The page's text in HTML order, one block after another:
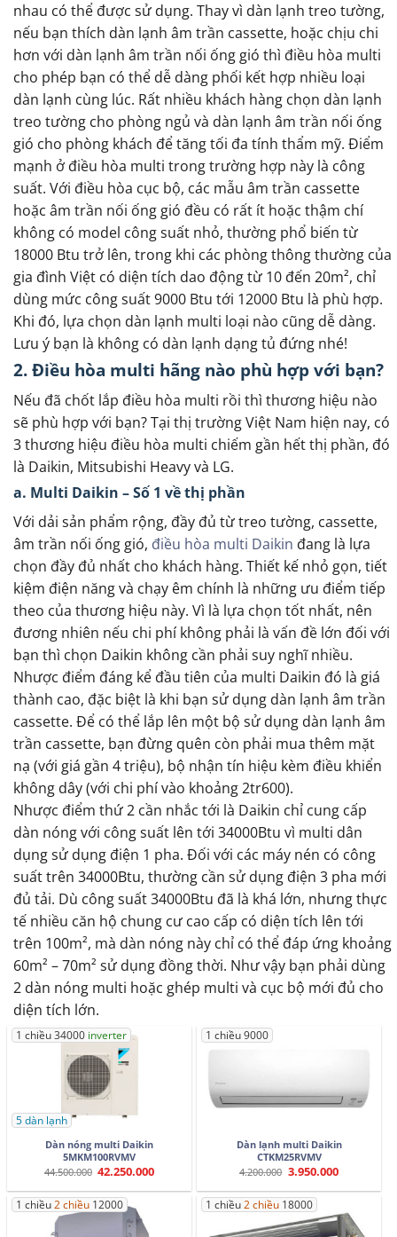
nhau có thể được sử dụng. Thay vì dàn lạnh treo tường,
nếu bạn thích dàn lạnh âm trần cassette, hoặc chịu chi
hơn với dàn lạnh âm trần nối ống gió thì điều hòa multi
cho phép bạn có thể dễ dàng phối kết hợp nhiều loại
dàn lạnh cùng lúc. Rất nhiều khách hàng chọn dàn lạnh
treo tường cho phòng ngủ và dàn lạnh âm trần nối ống
gió cho phòng khách để tăng tối đa tính thẩm mỹ. Điểm
mạnh ở điều hòa multi trong trường hợp này là công
suất. Với điều hòa cục bộ, các mẫu âm trần cassette
hoặc âm trần nối ống gió đều có rất ít hoặc thậm chí
không có model công suất nhỏ, thường phổ biến từ
18000 Btu trở lên, trong khi các phòng thông thường của
gia đình Việt có diện tích dao động từ 10 đến 20m², chỉ
dùng mức công suất 9000 Btu tới 12000 Btu là phù hợp.
Khi đó, lựa chọn dàn lạnh multi loại nào cũng dễ dàng.
Lưu ý bạn là không có dàn lạnh dạng tủ đứng nhé!
2. Điều hòa multi hãng nào phù hợp với bạn?
Nếu đã chốt lắp điều hòa multi rồi thì thương hiệu nào
sẽ phù hợp với bạn? Tại thị trường Việt Nam hiện nay, có
3 thương hiệu điều hòa multi chiếm gần hết thị phần, đó
là Daikin, Mitsubishi Heavy và LG.
a. Multi Daikin – Số 1 về thị phần
Với dải sản phẩm rộng, đầy đủ từ treo tường, cassette,
âm trần nối ống gió, điều hòa multi Daikin đang là lựa
chọn đầy đủ nhất cho khách hàng. Thiết kế nhỏ gọn, tiết
kiệm điện năng và chạy êm chính là những ưu điểm tiếp
theo của thương hiệu này. Vì là lựa chọn tốt nhất, nên
đương nhiên nếu chi phí không phải là vấn đề lớn đối với
bạn thì chọn Daikin không cần phải suy nghĩ nhiều.
Nhược điểm đáng kể đầu tiên của multi Daikin đó là giá
thành cao, đặc biệt là khi bạn sử dụng dàn lạnh âm trần
cassette. Để có thể lắp lên một bộ sử dụng dàn lạnh âm
trần cassette, bạn đừng quên còn phải mua thêm mặt
nạ (với giá gần 4 triệu), bộ nhận tín hiệu kèm điều khiển
không dây (với chi phí vào khoảng 2tr600).
Nhược điểm thứ 2 cần nhắc tới là Daikin chỉ cung cấp
dàn nóng với công suất lên tới 34000Btu vì multi dân
dụng sử dụng điện 1 pha. Đối với các máy nén có công
suất trên 34000Btu, thường cần sử dụng điện 3 pha mới
đủ tải. Dù công suất 34000Btu đã là khá lớn, nhưng thực
tế nhiều căn hộ chung cư cao cấp có diện tích lên tới
trên 100m², mà dàn nóng này chỉ có thể đáp ứng khoảng
60m² – 70m² sử dụng đồng thời. Như vậy bạn phải dùng
2 dàn nóng multi hoặc ghép multi và cục bộ mới đủ cho
diện tích lớn.
1 chiều 34000 inverter
5 dàn lạnh
Dàn nóng multi Daikin
5MKM100RVMV
44.500.000 Giá
gốc
là:
44.500.000.
42.250.000
tại
42.250.000.
1 chiều 9000
Dàn lạnh multi Daikin
CTKM25RVMV
4.200.000 Giá
gốc
là:
4.200.000.
3.950.000Giá
tại
3.950.000.
1 chiều2 chiều 12000 1 chiều2 chiều 18000